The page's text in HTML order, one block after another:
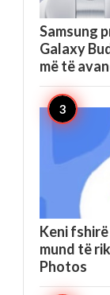
Samsung
Galaxy
më të
Keni
mund të
Photos